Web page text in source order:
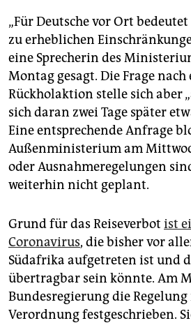
„Für Deutsche vor Ort bedeutet
zu erheblichen
eine Sprecherin des
Montag gesagt. Die Frage nach
Rückholaktion stelle sich aber
sich daran zwei Tage später
Eine entsprechende Anfrage
Außenministerium am
oder Ausnahmeregelungen
weiterhin nicht geplant.
Grund für das Reiseverbot ist
Coronavirus, die bisher vor
Südafrika aufgetreten ist und
übertragbar sein könnte. Am
Bundesregierung die
Verordnung festgeschrieben.